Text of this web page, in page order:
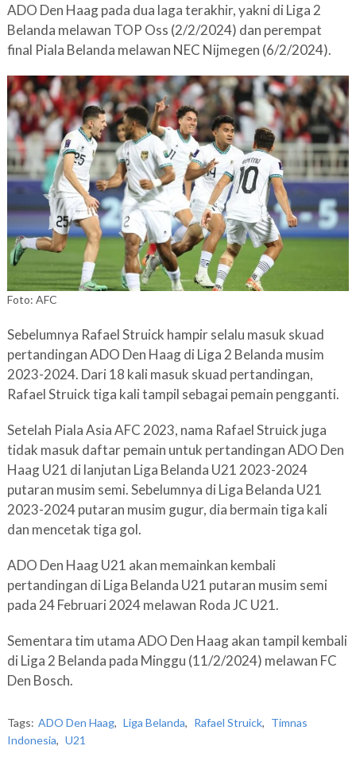
ADO Den Haag pada dua laga terakhir, yakni di Liga 2
Belanda melawan TOP Oss (2/2/2024) dan perempat
final Piala Belanda melawan NEC Nijmegen (6/2/2024).
Foto: AFC
Sebelumnya Rafael Struick hampir selalu masuk skuad
pertandingan ADO Den Haag di Liga 2 Belanda musim
2023-2024. Dari 18 kali masuk skuad pertandingan,
Rafael Struick tiga kali tampil sebagai pemain pengganti.
Setelah Piala Asia AFC 2023, nama Rafael Struick juga
tidak masuk daftar pemain untuk pertandingan ADO Den
Haag U21 di lanjutan Liga Belanda U21 2023-2024
putaran musim semi. Sebelumnya di Liga Belanda U21
2023-2024 putaran musim gugur, dia bermain tiga kali
dan mencetak tiga gol.
ADO Den Haag U21 akan memainkan kembali
pertandingan di Liga Belanda U21 putaran musim semi
pada 24 Februari 2024 melawan Roda JC U21.
Sementara tim utama ADO Den Haag akan tampil kembali
di Liga 2 Belanda pada Minggu (11/2/2024) melawan FC
Den Bosch.
Tags: ADO Den Haag, Liga Belanda, Rafael Struick, Timnas
Indonesia, U21